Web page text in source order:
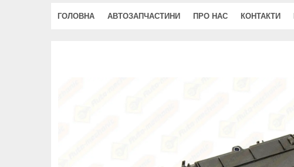
ГОЛОВНА АВТОЗАПЧАСТИНИ ПРО НАС КОНТАКТИ